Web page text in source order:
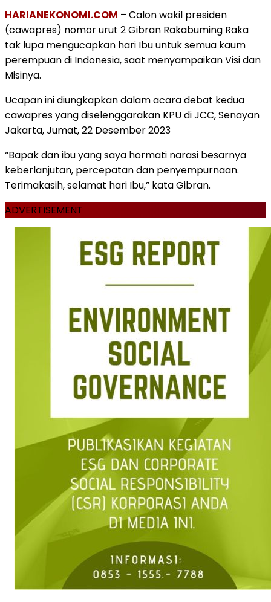
HARIANEKONOMI.COM – Calon wakil presiden
(cawapres) nomor urut 2 Gibran Rakabuming Raka
tak lupa mengucapkan hari Ibu untuk semua kaum
perempuan di Indonesia, saat menyampaikan Visi dan
Misinya.
Ucapan ini diungkapkan dalam acara debat kedua
cawapres yang diselenggarakan KPU di JCC, Senayan
Jakarta, Jumat, 22 Desember 2023
“Bapak dan ibu yang saya hormati narasi besarnya
keberlanjutan, percepatan dan penyempurnaan.
Terimakasih, selamat hari Ibu,” kata Gibran.
ADVERTISEMENT